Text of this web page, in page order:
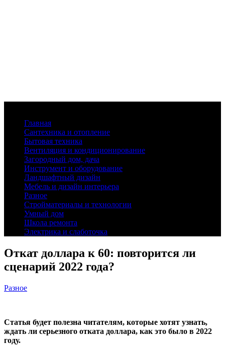
Главная
Сантехника и отопление
Бытовая техника
Вентиляция и кондиционирование
Загородный дом, дача
Инструмент и оборудование
Ландшафтный дизайн
Мебель и дизайн интерьера
Разное
Стройматериалы и технологии
Умный дом
Школа ремонта
Электрика и слаботочка
Откат доллара к 60: повторится ли
сценарий 2022 года?
Разное
Статья будет полезна читателям, которые хотят узнать,
ждать ли серьезного отката доллара, как это было в 2022
году.